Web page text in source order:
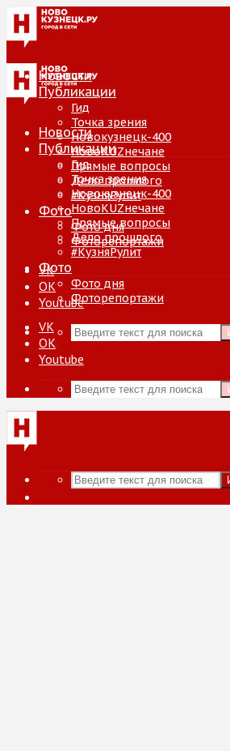
Новости
Публикации
Гид
Точка зрения
Новокузнецк-400
НовоKUZнечане
Прямые вопросы
Дело прошлого
#КузняРулит
Фото
Фото дня
Фоторепортажи
VK
ОК
Youtube
Новости
Публикации
Гид
Точка зрения
Новокузнецк-400
НовоKUZнечане
Прямые вопросы
Дело прошлого
#КузняРулит
Фото
Фото дня
Фоторепортажи
VK
ОК
Youtube